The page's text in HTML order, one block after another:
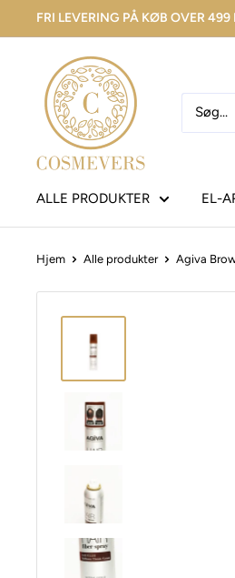
FRI LEVERING PÅ KØB OVER 499
ALLE PRODUKTER EL-
Hjem Alle produkter Agiva